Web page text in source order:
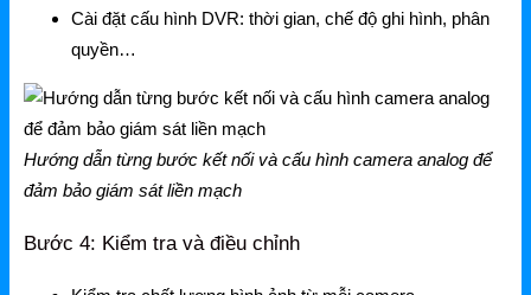
Cài đặt cấu hình DVR: thời gian, chế độ ghi hình, phân
quyền…
Hướng dẫn từng bước kết nối và cấu hình camera analog để
đảm bảo giám sát liền mạch
Bước 4: Kiểm tra và điều chỉnh